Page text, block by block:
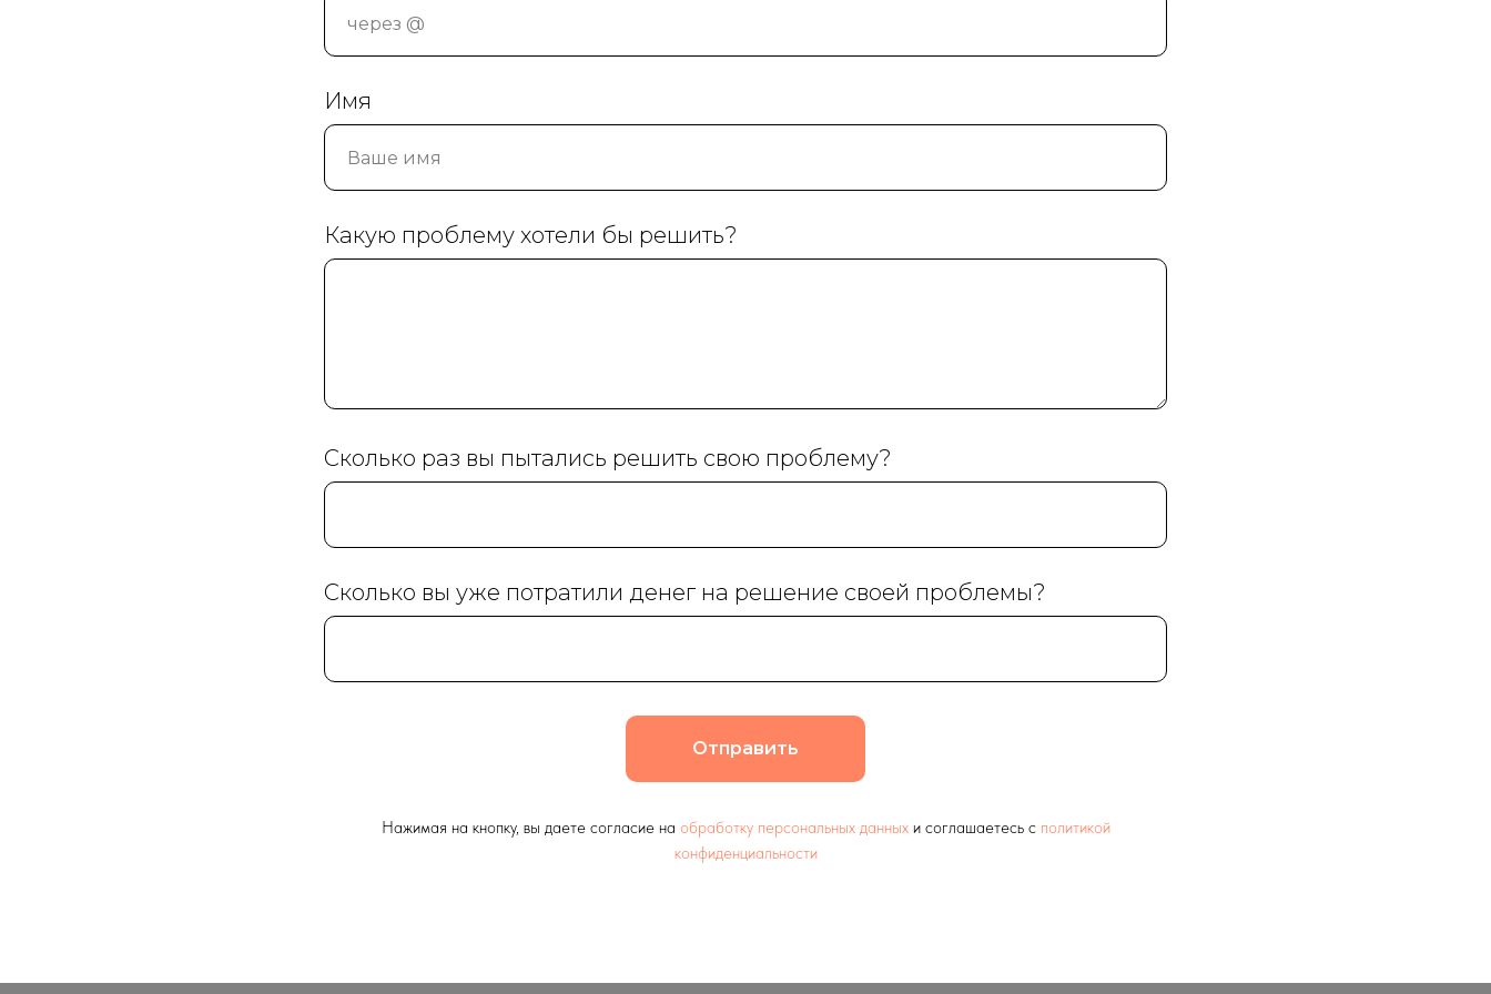
Имя
Какую проблему хотели бы решить?
Сколько раз вы пытались решить свою проблему?
Сколько вы уже потратили денег на решение своей проблемы?
Отправить
Нажимая на кнопку, вы даете согласие на обработку персональных данныхи соглашаетесь c политикой
конфиденциальности